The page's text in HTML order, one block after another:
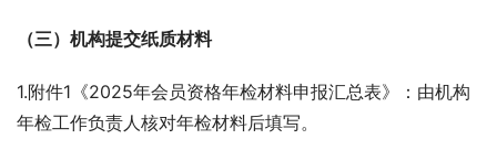
（三）机构提交纸质材料
1.附件1《2025年会员资格年检材料申报汇总表》：由机构
年检工作负责人核对年检材料后填写。